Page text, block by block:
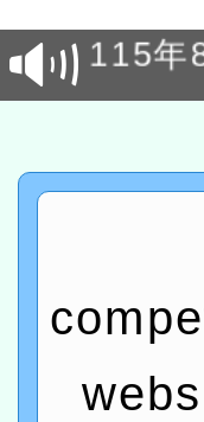
研究
位及
115年
市孔
2026
灣師
進學
計畫
函轉
民族
趨勢
轉知
政府
函轉